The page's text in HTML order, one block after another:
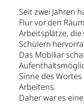
Seit zwei Jahren
Flur vor den
Arbeitsplätze,
Schülern
Das Mobiliar
Sinne des
Arbeitens.
Daher war es